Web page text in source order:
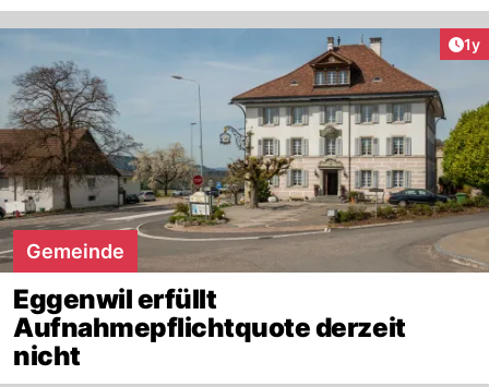
1y
Gemeinde
Eggenwil erfüllt
Aufnahmepflichtquote derzeit
nicht